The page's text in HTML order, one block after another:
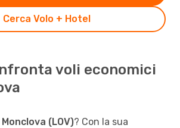
Cerca Volo + Hotel
voli economici
Monclova (LOV)? Con la sua